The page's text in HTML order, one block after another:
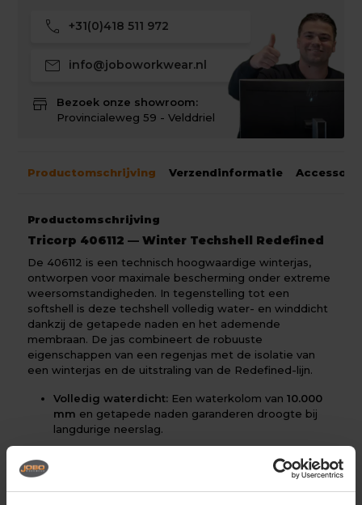
call +31(0)418 511 972
mail info@joboworkwear.nl
store
Bezoek onze showroom:
Provincialeweg 59 - Velddriel
Productomschrijving Verzendinformatie
Productomschrijving
Tricorp 406112 — Winter Techshell Redefined
De 406112 is een technisch hoogwaardige winterjas,
ontworpen voor maximale bescherming onder extreme
weersomstandigheden. In tegenstelling tot een
softshell is deze techshell volledig water- en winddicht
dankzij de getapede naden en het ademende
membraan. De jas combineert de robuuste
eigenschappen van een regenjas met de isolatie van
een winterjas en de uitstraling van de Redefined-lijn.
Volledig waterdicht: Een waterkolom van10.000
mm en getapede naden garanderen droogte bij
langdurige neerslag.
condensvorming aan de binnenzijde tijdens fysieke